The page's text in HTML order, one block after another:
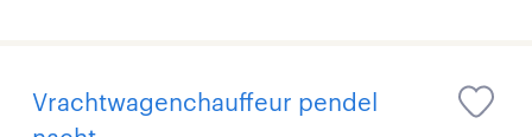
Vrachtwagenchauffeur pendel